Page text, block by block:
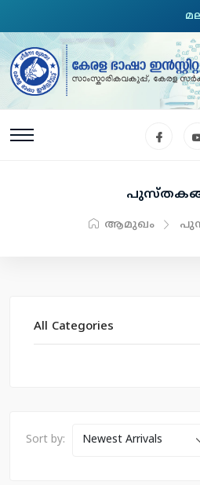
ആമുഖം
All Categories
Sort by: